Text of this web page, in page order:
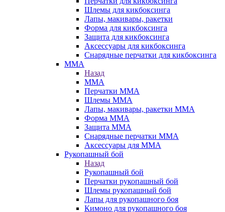
Шлемы для кикбоксинга
Лапы, макивары, ракетки
Форма для кикбоксинга
Защита для кикбоксинга
Аксессуары для кикбоксинга
Снарядные перчатки для кикбоксинга
ММА
Назад
ММА
Перчатки ММА
Шлемы ММА
Лапы, макивары, ракетки ММА
Форма ММА
Защита ММА
Снарядные перчатки ММА
Аксессуары для ММА
Рукопашный бой
Назад
Рукопашный бой
Перчатки рукопашный бой
Шлемы рукопашный бой
Лапы для рукопашного боя
Кимоно для рукопашного боя